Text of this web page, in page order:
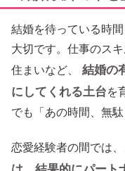
結婚を待っている時
大切です。仕事のス
住まいなど、
結婚の
にしてくれる土台を
でも「あの時間、無
恋愛経験者の間では、